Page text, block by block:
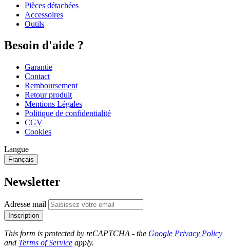
Pièces détachées
Accessoires
Outils
Besoin d'aide ?
Garantie
Contact
Remboursement
Retour produit
Mentions Légales
Politique de confidentialité
CGV
Cookies
Langue
Français
Newsletter
Adresse mail
Inscription
This form is protected by reCAPTCHA - the Google Privacy Policy
and Terms of Service apply.